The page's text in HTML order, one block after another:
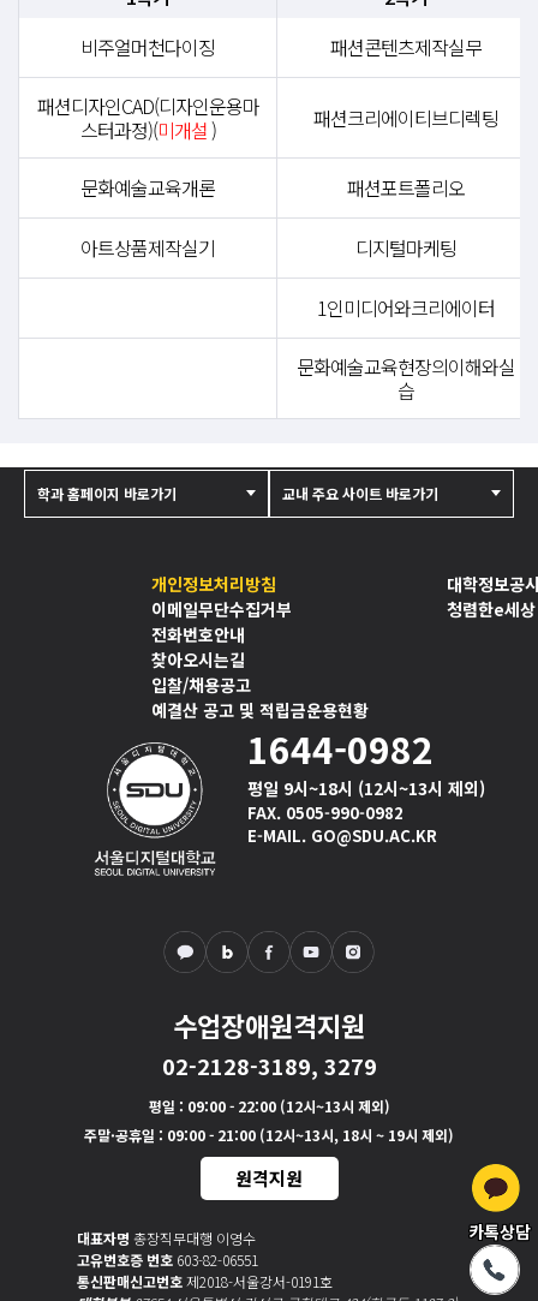
비주얼머천다이징
패션콘텐츠제작실무
패션디자인CAD(디자인운용마
스터과정)(미개설) 패션크리에이티브디렉팅
문화예술교육개론 패션포트폴리오
아트상품제작실기 디지털마케팅
1인미디어와크리에이터
문화예술교육현장의이해와실
습
개인정보처리방침
이메일무단수집거부
전화번호안내
찾아오시는길
입찰/채용공고
예결산 공고 및 적립금운용현황
대학정보공
청렴한e세상
1644-0982
평일 9시~18시 (12시~13시 제외)
FAX. 0505-990-0982
E-MAIL. GO@SDU.AC.KR
수업장애원격지원
02-2128-3189, 3279
평일 : 09:00 - 22:00 (12시~13시 제외)
주말·공휴일 : 09:00 - 21:00 (12시~13시, 18시 ~ 19시 제외)
원격지원
대표자명 총장직무대행 이영수
고유번호증 번호 603-82-06551
통신판매신고번호제2018-서울강서-0191호
학과 홈페이지 바로가기 교내 주요 사이트 바로가기
카톡상담